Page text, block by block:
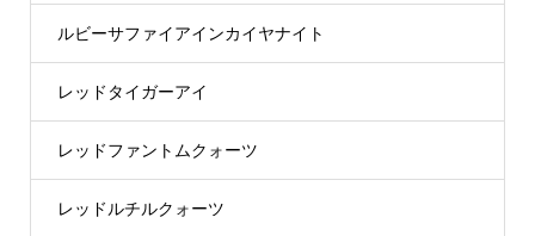
ルビーサファイアインカイヤナイト
レッドタイガーアイ
レッドファントムクォーツ
レッドルチルクォーツ